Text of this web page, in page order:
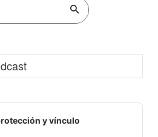
y vínculo